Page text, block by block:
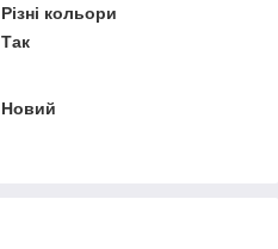
Різні кольори
Так
Новий